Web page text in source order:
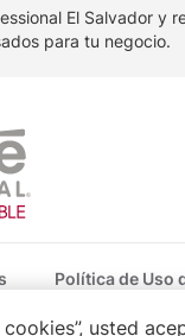
El Salvador y
para tu negocio.
Política de Uso
usted